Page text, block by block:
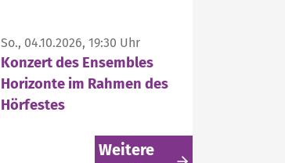
So., 04.10.2026, 19:30 Uhr
Konzert des Ensembles
Horizonte im Rahmen des
Hörfestes
Weitere